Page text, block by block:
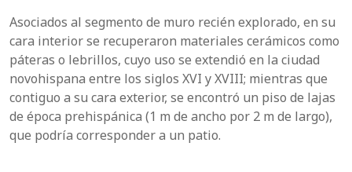
Asociados al segmento de muro recién explorado, en su
cara interior se recuperaron materiales cerámicos como
páteras o lebrillos, cuyo uso se extendió en la ciudad
novohispana entre los siglos XVI y XVIII; mientras que
contiguo a su cara exterior, se encontró un piso de lajas
de época prehispánica (1 m de ancho por 2 m de largo),
que podría corresponder a un patio.